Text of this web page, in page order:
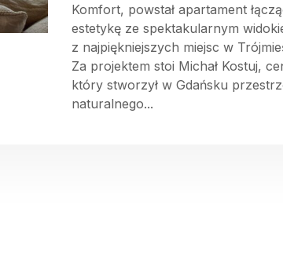
Komfort, powstał apartament
estetykę ze spektakularnym
z najpiękniejszych miejsc w
Za projektem stoi Michał Kostuj,
który stworzył w Gdańsku
naturalnego...